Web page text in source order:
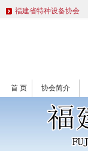
福建省特种设备协会
首 页 协会简介